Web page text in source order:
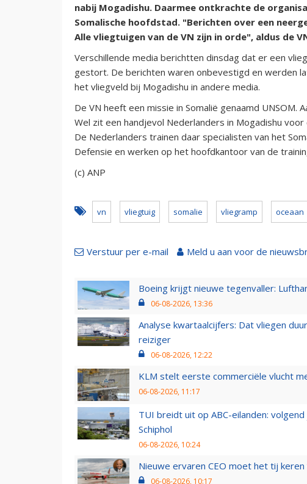
nabij Mogadishu. Daarmee ontkrachte de
Somalische hoofdstad. "Berichten over een
Alle vliegtuigen van de VN zijn in orde", aldus de
Verschillende media berichtten dinsdag dat er een
gestort. De berichten waren onbevestigd en werden
het vliegveld bij Mogadishu in andere media.
De VN heeft een missie in Somalië genaamd UNSOM.
Wel zit een handjevol Nederlanders in Mogadishu
De Nederlanders trainen daar specialisten van het
Defensie en werken op het hoofdkantoor van de
(c) ANP
vn vliegtuig somalie vliegramp oceaan
Verstuur per e-mail Meld u aan voor de
Boeing krijgt nieuwe tegenvaller:
06-08-2026, 13:36
Analyse kwartaalcijfers: Dat vliegen
reiziger
06-08-2026, 12:22
KLM stelt eerste commerciële vlucht
06-08-2026, 11:17
TUI breidt uit op ABC-eilanden:
Schiphol
06-08-2026, 10:24
Nieuwe ervaren CEO moet het tij
06-08-2026, 10:17